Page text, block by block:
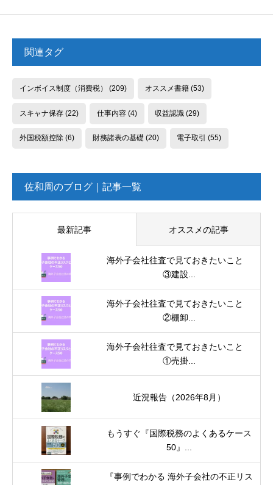
関連タグ
インボイス制度（消費税） (209) オススメ書籍(53)
スキャナ保存(22) 仕事内容(4) 収益認識 (29)
外国税額控除(6) 財務諸表の基礎 (20) 電子取引 (55)
佐和周のブログ｜記事一覧
最新記事 オススメの記事
海外子会社往査で見ておきたいこと
③建設...
海外子会社往査で見ておきたいこと
②棚卸...
海外子会社往査で見ておきたいこと
①売掛...
近況報告（2026年8月）
もうすぐ『国際税務のよくあるケース
50』...
『事例でわかる 海外子会社の不正リス